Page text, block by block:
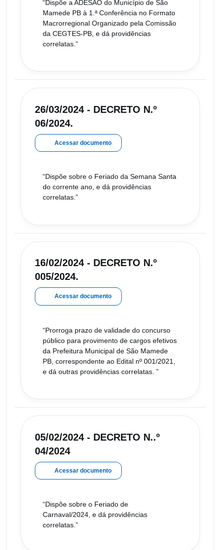
“Dispõe a ADESÃO do Município de São
Mamede PB à 1.ª Conferência no Formato
Macrorregional Organizado pela Comissão
da CEGTES-PB, e dá providências
correlatas.”
26/03/2024 - DECRETO N.º
06/2024.
Acessar documento
“Dispõe sobre o Feriado da Semana Santa
do corrente ano, e dá providências
correlatas.”
16/02/2024 - DECRETO N.º
005/2024.
Acessar documento
“Prorroga prazo de validade do concurso
público para provimento de cargos efetivos
da Prefeitura Municipal de São Mamede
PB, correspondente ao Edital nº 001/2021,
e dá outras providências correlatas. ”
05/02/2024 - DECRETO N..º
04/2024
Acessar documento
“Dispõe sobre o Feriado de
Carnaval/2024, e dá providências
correlatas.”